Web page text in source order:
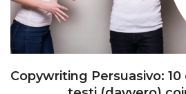
Copywriting Persuasivo: